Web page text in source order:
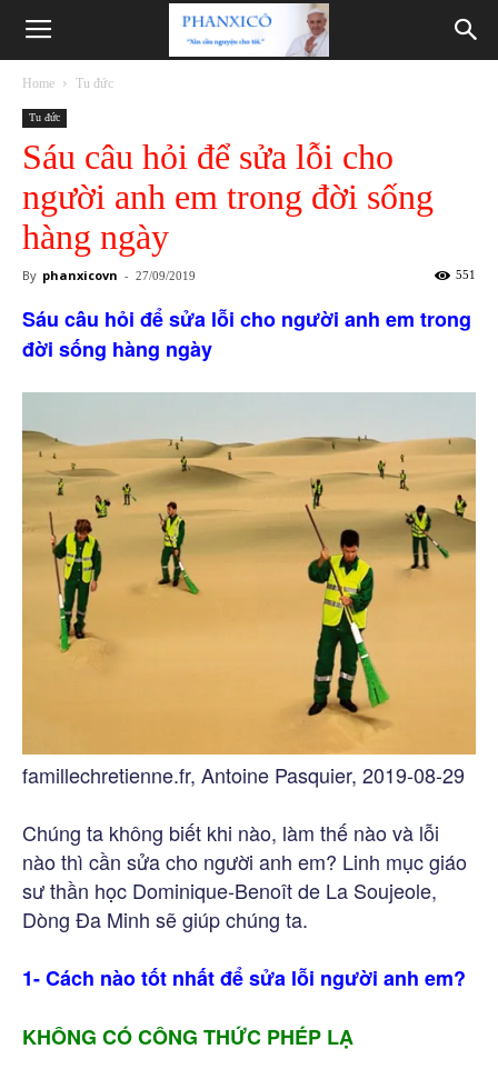
Phanxicô
Home Tu đức
Tu đức
Sáu câu hỏi để sửa lỗi cho
người anh em trong đời sống
hàng ngày
By phanxicovn - 27/09/2019 551
Sáu câu hỏi để sửa lỗi cho người anh em trong
đời sống hàng ngày
famillechretienne.fr, Antoine Pasquier, 2019-08-29
Chúng ta không biết khi nào, làm thế nào và lỗi
nào thì cần sửa cho người anh em? Linh mục giáo
sư thần học Dominique-Benoît de La Soujeole,
Dòng Đa Minh sẽ giúp chúng ta.
1- Cách nào tốt nhất để sửa lỗi người anh em?
KHÔNG CÓ CÔNG THỨC PHÉP LẠ